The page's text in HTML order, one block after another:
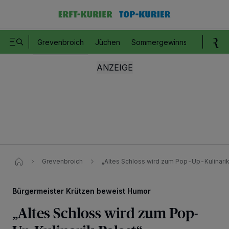
Grevenbroich Jüchen Sommergewinnspiel
Grevenbroich „Altes Schloss wird zum Pop-Up-
Bürgermeister Krützen beweist Humor
„Altes Schloss wird zum Pop-